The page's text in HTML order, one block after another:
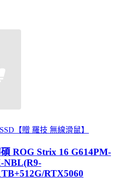
【贈 羅技 無線滑鼠】
ROG Strix 16 G614PM-
NBL(R9-
RTX5060